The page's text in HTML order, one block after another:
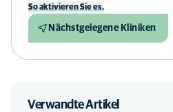
So aktivieren Sie es.
Nächstgelegene Kliniken
Verwandte Artikel